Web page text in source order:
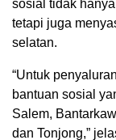
sosial tidak
tetapi juga
selatan.
“Untuk
bantuan sosial
Salem,
dan Tonjong,”